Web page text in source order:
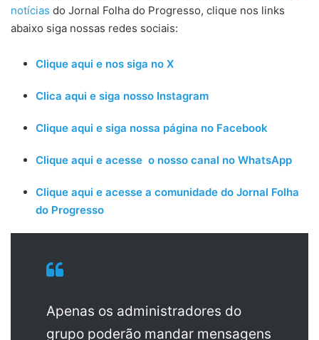
notícias do Jornal Folha do Progresso, clique nos links
abaixo siga nossas redes sociais:
Clique aqui e nos siga no X
Clica aqui e siga nosso Instagram
Clique aqui e siga nossa página no Facebook
Clique aqui e acesse o nosso canal no WhatsApp
Clique aqui e acesse a comunidade do Jornal Folha
do Progresso
Apenas os administradores do
grupo poderão mandar mensagens